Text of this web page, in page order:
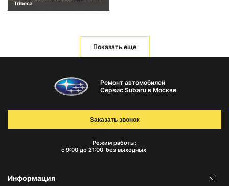
Tribeca
Показать еще
Ремонт автомобилей
Сервис Subaru в Москве
Режим работы:
с 9:00 до 21:00 без выходных
Заказать звонок
Информация